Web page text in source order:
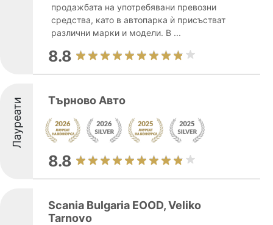
продажбата на употребявани превозни
средства, като в автопарка ѝ присъстват
различни марки и модели. В ...
8.8
Лауреати Търново Авто
8.8
Scania Bulgaria EOOD, Veliko
Tarnovo